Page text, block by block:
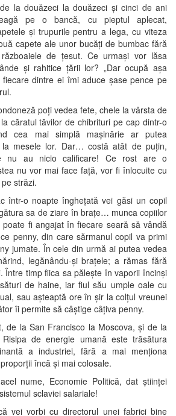
la douăzeci la douăzeci și cinci de ani
pe o bancă, cu pieptul aplecat,
și trupurile pentru a lega, cu viteza
capete ale unor bucăți de bumbac fără
de țesut. Ce urmași vor lăsa
și rahitice țării lor? „Dar ocupă așa
dintre ei îmi aduce șase pence pe
poți vedea fete, chele la vârsta de
căratul tăvilor de chibrituri pe cap dintr-o
cea mai simplă mașinărie ar putea
la mesele lor. Dar… costă atât de puțin,
nu au nicio calificare! Ce rost are o
nu vor mai face față, vor fi înlocuite cu
străzi.
într-o noapte înghețată vei găsi un copil
sa de ziare în brațe… munca copiilor
fi angajat în fiecare seară să vândă
penny, din care sărmanul copil va primi
jumate. În cele din urmă ai putea vedea
legănându-și brațele; a rămas fără
Între timp fiica sa pălește în vaporii încinși
de haine, iar fiul său umple oale cu
sau așteaptă ore în șir la colțul vreunei
îi permite să câștige câțiva penny.
de la San Francisco la Moscova, și de la
de energie umană este trăsătura
a industriei, fără a mai menționa
încă și mai colosale.
nume, Economie Politică, dat științei
sclaviei salariale!
vei vorbi cu directorul unei fabrici bine